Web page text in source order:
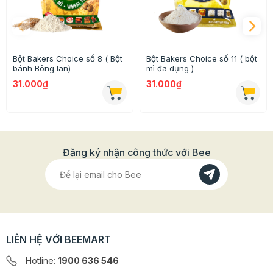
Hoặc bánh pancake... đảm bảo thơm ngon, mềm mịn
Bột Bakers Choice số 8 ( Bột
bánh Bông lan)
31.000₫
Bột Bakers Choice số 11 ( bột
mì đa dụng )
31.000₫
Đăng ký nhận công thức với Bee
LIÊN HỆ VỚI BEEMART
Hotline: 1900 636 546